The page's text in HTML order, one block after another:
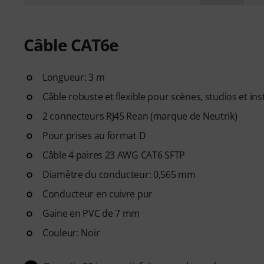
Câble CAT6e
Longueur: 3 m
Câble robuste et flexible pour scènes, studios et
2 connecteurs RJ45 Rean (marque de Neutrik)
Pour prises au format D
Câble 4 paires 23 AWG CAT6 SFTP
Diamètre du conducteur: 0,565 mm
Conducteur en cuivre pur
Gaine en PVC de 7 mm
Couleur: Noir